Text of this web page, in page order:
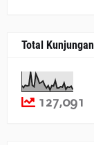
Total Kunjungan
127,091